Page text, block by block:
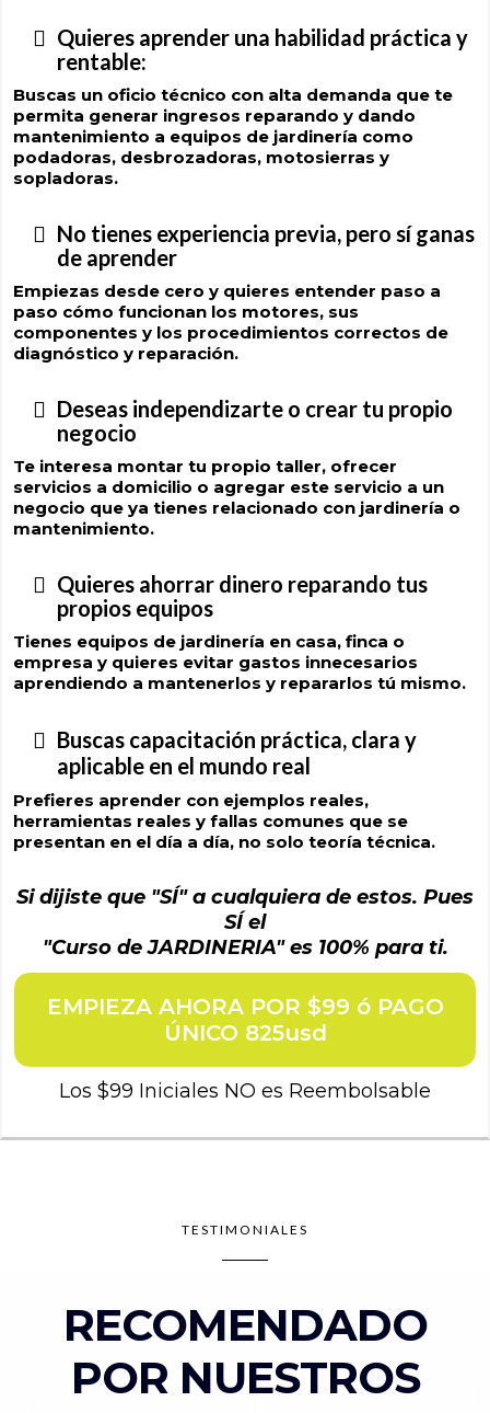
Quieres aprender una habilidad práctica y
rentable:
Buscas un oficio técnico con alta demanda que te
permita generar ingresos reparando y dando
mantenimiento a equipos de jardinería como
podadoras, desbrozadoras, motosierras y
sopladoras.
No tienes experiencia previa, pero sí ganas
de aprender
Empiezas desde cero y quieres entender paso a
paso cómo funcionan los motores, sus
componentes y los procedimientos correctos de
diagnóstico y reparación.
Deseas independizarte o crear tu propio
negocio
Te interesa montar tu propio taller, ofrecer
servicios a domicilio o agregar este servicio a un
negocio que ya tienes relacionado con jardinería o
mantenimiento.
Quieres ahorrar dinero reparando tus
propios equipos
Tienes equipos de jardinería en casa, finca o
empresa y quieres evitar gastos innecesarios
aprendiendo a mantenerlos y repararlos tú mismo.
Buscas capacitación práctica, clara y
aplicable en el mundo real
Prefieres aprender con ejemplos reales,
herramientas reales y fallas comunes que se
presentan en el día a día, no solo teoría técnica.
Si dijiste que "SÍ" a cualquiera de estos. Pues
SÍ el
"Curso de JARDINERIA" es 100% para ti.
EMPIEZA AHORA POR $99 ó PAGO
ÚNICO 825usd
Los $99 Iniciales NO es Reembolsable
TESTIMONIALES
RECOMENDADO
POR NUESTROS